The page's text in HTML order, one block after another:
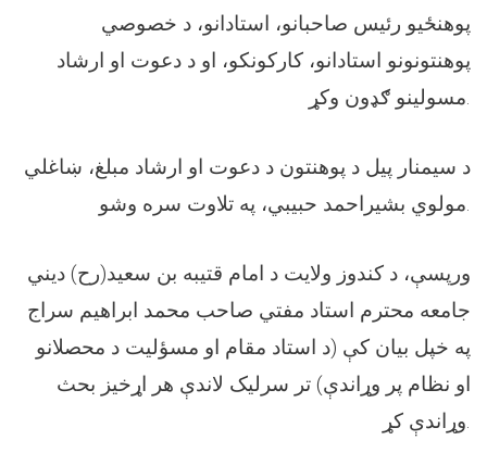
پوهنځیو رئیس صاحبانو، استادانو، د خصوصي
پوهنتونونو استادانو، کارکونکو، او د دعوت او ارشاد
مسولینو ګډون وکړ.
د سیمنار پیل د پوهنتون د دعوت او ارشاد مبلغ، ښاغلي
مولوي بشیراحمد حبیبي، په تلاوت سره وشو.
ورپسې، د کندوز ولایت د امام قتیبه بن سعید(رح) دیني
جامعه محترم استاد مفتي صاحب محمد ابراهیم سراج
په خپل بیان کې (د استاد مقام او مسؤلیت د محصلانو
او نظام پر وړاندې) تر سرلیک لاندې هر اړخیز بحث
وړاندې کړ.